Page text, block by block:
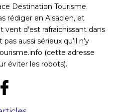
Destination Tourisme.
rédiger en Alsacien, et
d’est rafraîchissant dans
aussi sérieux qu’il n’y
(cette adresse
éviter les robots).